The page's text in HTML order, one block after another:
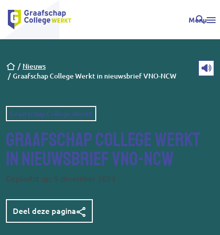
Menu
Kruimelpad
Nieuws
Graafschap College Werkt in nieuwsbrief VNO-NCW
Graafschap College Werkt
Graafschap College Werkt
in nieuwsbrief VNO-NCW
Geplaatst op: 9 december 2024
Deel deze pagina